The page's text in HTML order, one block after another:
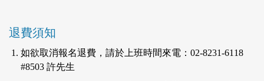
退費須知
如欲取消報名退費，請於上班時間來電：02-8231-6118
#8503 許先生